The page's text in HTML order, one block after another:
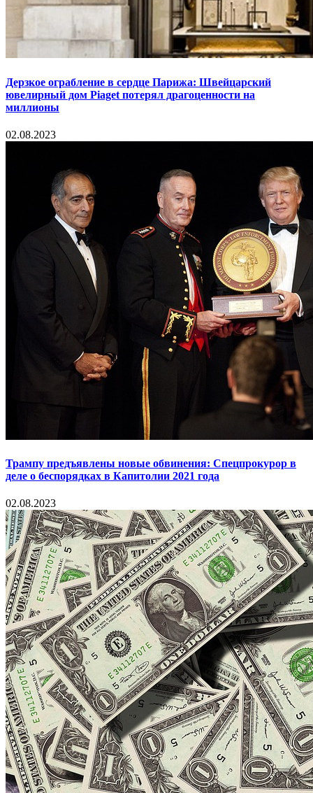
Дерзкое ограбление в сердце Парижа: Швейцарский
ювелирный дом Piaget потерял драгоценности на
миллионы
02.08.2023
Трампу предъявлены новые обвинения: Спецпрокурор в
деле о беспорядках в Капитолии 2021 года
02.08.2023